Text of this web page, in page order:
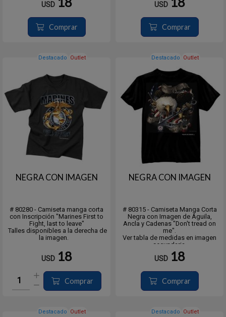
USD
Comprar
USD
Comprar
Destacado Outlet
NEGRA CON IMAGEN
# 80280 - Camiseta manga corta
con Inscripción "Marines First to
Fight, last to leave"
Talles disponibles a la derecha de
la imagen.
USD 18
Comprar
Destacado Outlet
NEGRA CON IMAGEN
# 80315 - Camiseta Manga Corta
Negra con Imagen de Águila,
Ancla y Cadenas "Don't tread on
me".
Ver tabla de medidas en imagen
secundaria.
USD 18
Comprar
Destacado Outlet Destacado Outlet